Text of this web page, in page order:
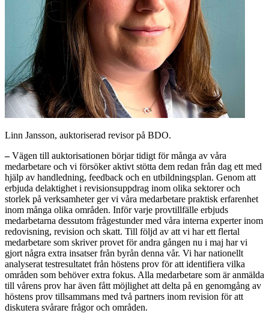
Linn Jansson, auktoriserad revisor på BDO.
–Vägen till auktorisationen börjar tidigt för många av våra
medarbetare och vi försöker aktivt stötta dem redan från dag ett med
hjälp av handledning, feedback och en utbildningsplan. Genom att
erbjuda delaktighet i revisionsuppdrag inom olika sektorer och
storlek på verksamheter ger vi våra medarbetare praktisk erfarenhet
inom många olika områden. Inför varje provtillfälle erbjuds
medarbetarna dessutom frågestunder med våra interna experter inom
redovisning, revision och skatt. Till följd av att vi har ett flertal
medarbetare som skriver provet för andra gången nu i maj har vi
gjort några extra insatser från byrån denna vår. Vi har nationellt
analyserat testresultatet från höstens prov för att identifiera vilka
områden som behöver extra fokus. Alla medarbetare som är anmälda
till vårens prov har även fått möjlighet att delta på en genomgång av
höstens prov tillsammans med två partners inom revision för att
diskutera svårare frågor och områden.